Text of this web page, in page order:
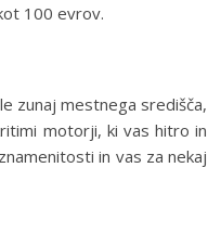
100 evrov.
zunaj mestnega središča,
motorji, ki vas hitro in
in vas za nekaj